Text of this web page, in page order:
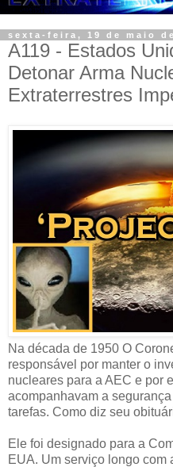
sexta-feira, 19 de maio
A119 - Estados
Detonar Arma
Extraterrestres
Na década de 1950 O
responsável por manter o
nucleares para a AEC e por
acompanhavam a
tarefas. Como diz seu
Ele foi designado para a
EUA. Um serviço longo com